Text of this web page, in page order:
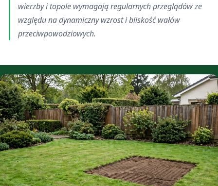
wierzby i topole wymagają regularnych przeglądów ze
względu na dynamiczny wzrost i bliskość wałów
przeciwpowodziowych.